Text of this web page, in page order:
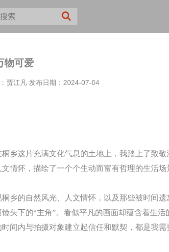
物可爱
贾江凡 发布日期：2024-07-04
乡这片充满文化气息的土地上，我踏上了致
情怀，描绘了一个个生动而富有哲理的生活
乡的自然风光、人文情怀，以及那些被时间
头下的“主角”。看似平凡的画面却蕴含着生
间内与拍摄对象建立起信任和默契，都是我